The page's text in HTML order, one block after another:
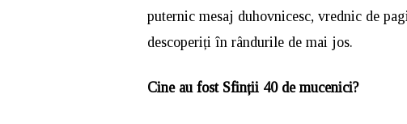
puternic mesaj duhovnicesc, vrednic de
descoperiți în rândurile de mai jos.
Cine au fost Sfinții 40 de mucenici?